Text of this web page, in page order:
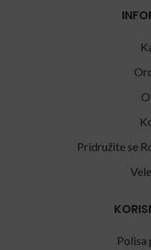
Pridružite se